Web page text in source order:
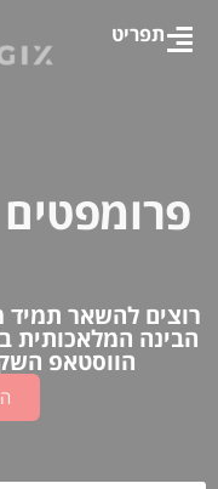
תפריט
פרומפטים
רוצים להשאר תמיד
הבינה המלאכותית
הווסטאפ